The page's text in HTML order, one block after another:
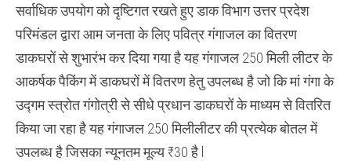
सर्वाधिक उपयोग को दृष्टिगत रखते हुए डाक विभाग उत्तर प्रदेश
परिमंडल द्वारा आम जनता के लिए पवित्र गंगाजल का वितरण
डाकघरों से शुभारंभ कर दिया गया है यह गंगाजल 250 मिली लीटर के
आकर्षक पैकिंग में डाकघरों में वितरण हेतु उपलब्ध है जो कि मां गंगा के
उद्गम स्त्रोत गंगोत्री से सीधे प्रधान डाकघरों के माध्यम से वितरित
किया जा रहा है यह गंगाजल 250 मिलीलीटर की प्रत्येक बोतल में
उपलब्ध है जिसका न्यूनतम मूल्य ₹30 है l